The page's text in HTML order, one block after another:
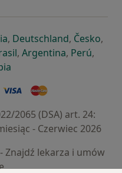
nowej karcie
się w nowej karcie
otwiera się w nowej
, Deutschlandotwiera się
, Česko,
karcie
w nowej karcie
się w nowej karcie
otwiera się w nowej
, Argentinaotwiera się
, Perú,
2065 (DSA) art. 24:
- Czerwiec 2026
Znajdź lekarza i umów